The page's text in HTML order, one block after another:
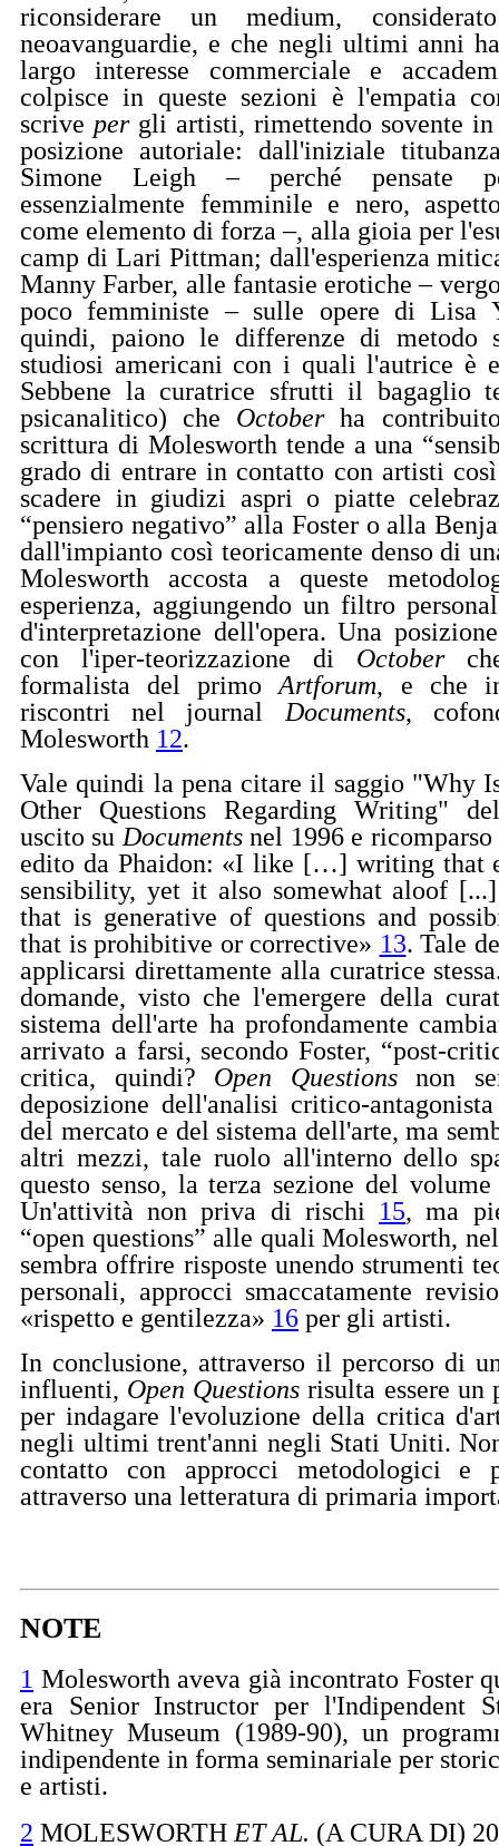
riconsiderare un medium,
neoavanguardie, e che negli ultimi anni
largo interesse commerciale e
colpisce in queste sezioni è l'empatia
scrive pergli artisti, rimettendo sovente in
posizione autoriale: dall'iniziale
Simone Leigh – perché pensate
essenzialmente femminile e nero,
come elemento di forza –, alla gioia per
camp di Lari Pittman; dall'esperienza
Manny Farber, alle fantasie erotiche –
poco femministe – sulle opere di Lisa
quindi, paiono le differenze di metodo
studiosi americani con i quali l'autrice è
Sebbene la curatrice sfrutti il bagaglio
psicanalitico) che Octoberha
scrittura di Molesworth tende a una
grado di entrare in contatto con artisti
scadere in giudizi aspri o piatte
“pensiero negativo” alla Foster o alla
dall'impianto così teoricamente denso di
Molesworth accosta a queste
esperienza, aggiungendo un filtro
d'interpretazione dell'opera. Una
con l'iper-teorizzazione di October
formalista del primoArtforum, e che
riscontri nel journal Documents,
Molesworth 12.
Vale quindi la pena citare il saggio "Why
Other Questions Regarding Writing"
uscito su Documentsnel 1996 e ricomparso
edito da Phaidon: «I like […] writing that
sensibility, yet it also somewhat aloof
that is generative of questions and
that is prohibitive or corrective» 13. Tale
applicarsi direttamente alla curatrice
domande, visto che l'emergere della
sistema dell'arte ha profondamente
arrivato a farsi, secondo Foster, “post-
critica, quindi? Open Questionsnon
deposizione dell'analisi critico-
del mercato e del sistema dell'arte, ma
altri mezzi, tale ruolo all'interno dello
questo senso, la terza sezione del
Un'attività non priva di rischi 15, ma
“open questions” alle quali Molesworth,
sembra offrire risposte unendo strumenti
personali, approcci smaccatamente
«rispetto e gentilezza» 16 per gli artisti.
In conclusione, attraverso il percorso di
influenti, Open Questions risulta essere un
per indagare l'evoluzione della critica
negli ultimi trent'anni negli Stati Uniti.
contatto con approcci metodologici e
attraverso una letteratura di primaria
NOTE
1 Molesworth aveva già incontrato Foster
era Senior Instructor per l'Indipendent
Whitney Museum (1989-90), un
indipendente in forma seminariale per
e artisti.
2 MOLESWORTHET AL. (A CURA DI)